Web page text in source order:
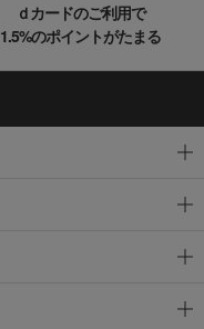
ｄカードのご利用で
1.5%のポイントがたまる